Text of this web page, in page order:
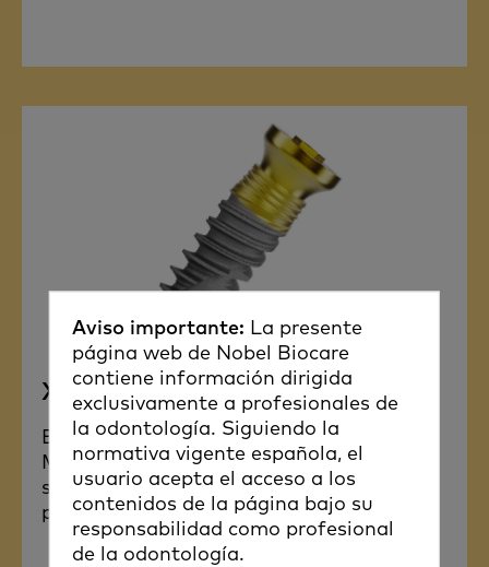
Aviso importante: La presente
página web de Nobel Biocare
contiene información dirigida
exclusivamente a profesionales de
la odontología. Siguiendo la
normativa vigente española, el
usuario acepta el acceso a los
contenidos de la página bajo su
responsabilidad como profesional
de la odontología.
Xeal™ y TiUltra™
Bienvenido a la ERA de la
Mucointegration™. La química de
superficie a la que las células no se
pueden resistir.